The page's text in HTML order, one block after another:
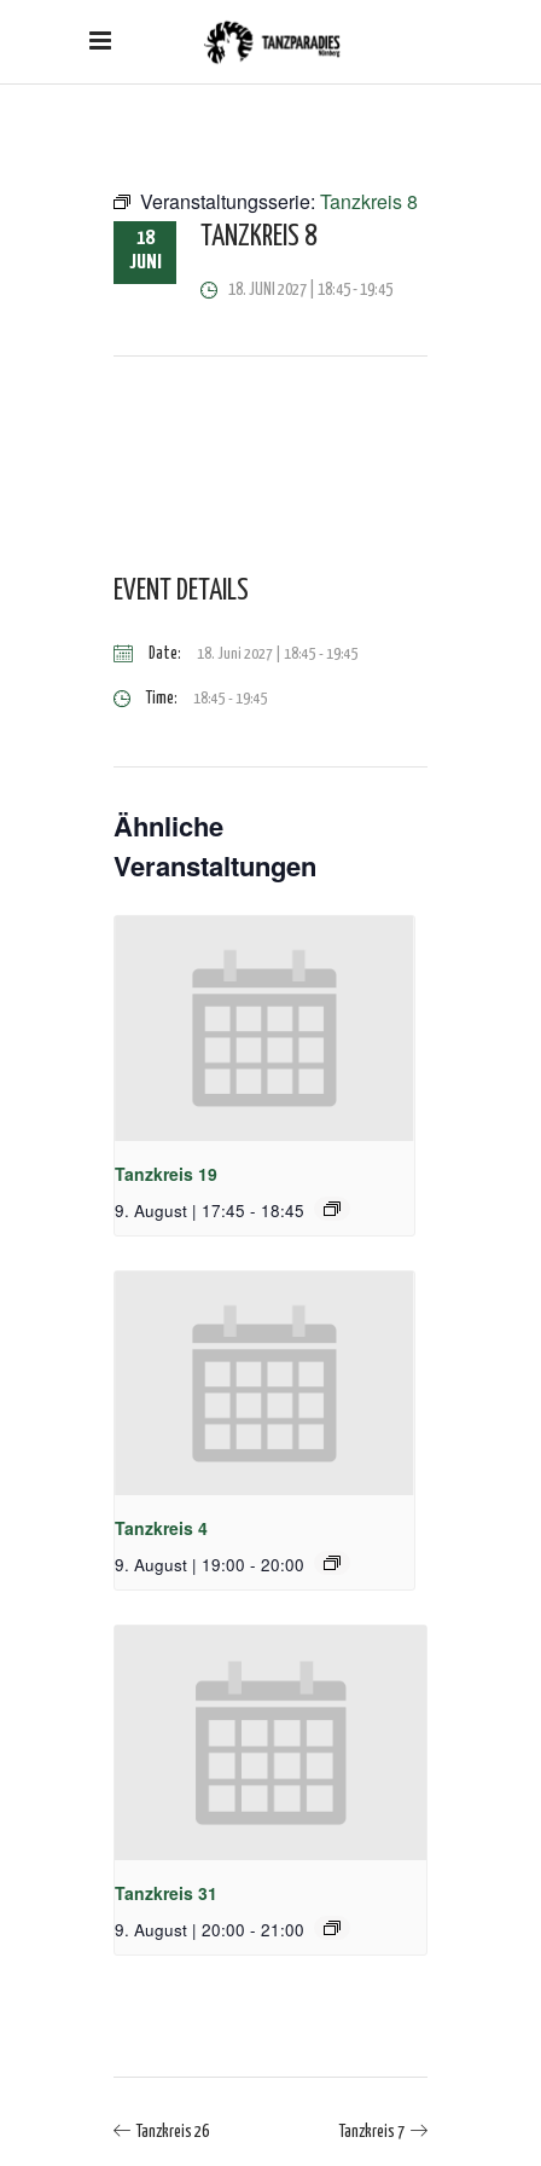
Veranstaltungsserie: Tanzkreis 8
18
JUNI
TANZKREIS 8
18. JUNI 2027 | 18:45-19:45
EVENT DETAILS
Date: 18. Juni 2027 | 18:45 -19:45
Time: 18:45 - 19:45
Ähnliche
Veranstaltungen
Tanzkreis 19
9. August | 17:45 - 18:45
Tanzkreis 4
9. August | 19:00 - 20:00
Tanzkreis 31
9. August | 20:00 - 21:00
Tanzkreis 26 Tanzkreis 7